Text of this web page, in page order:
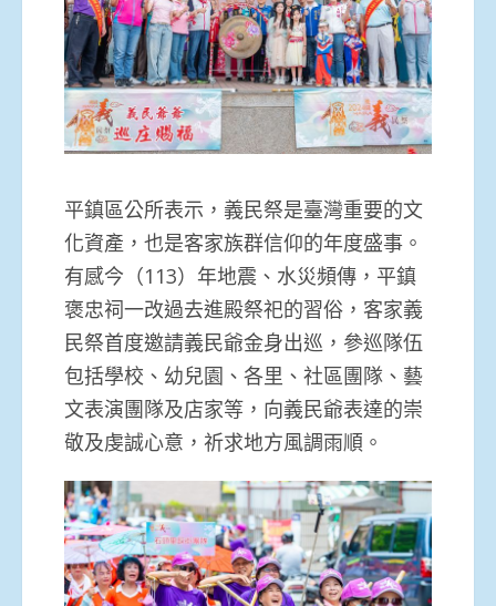
平鎮區公所表示，義民祭是臺灣重要的文
化資產，也是客家族群信仰的年度盛事。
有感今（113）年地震、水災頻傳，平鎮
褒忠祠一改過去進殿祭祀的習俗，客家義
民祭首度邀請義民爺金身出巡，參巡隊伍
包括學校、幼兒園、各里、社區團隊、藝
文表演團隊及店家等，向義民爺表達的崇
敬及虔誠心意，祈求地方風調雨順。